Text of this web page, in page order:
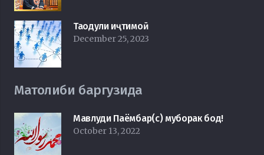
Таодули иҷтимоӣ
December 25, 2023
Матолиби баргузида
Мавлуди Паёмбар(с) муборак бод!
October 13, 2022